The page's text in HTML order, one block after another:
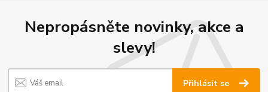
Nepropásněte novinky, akce a
slevy!
Přihlásit se